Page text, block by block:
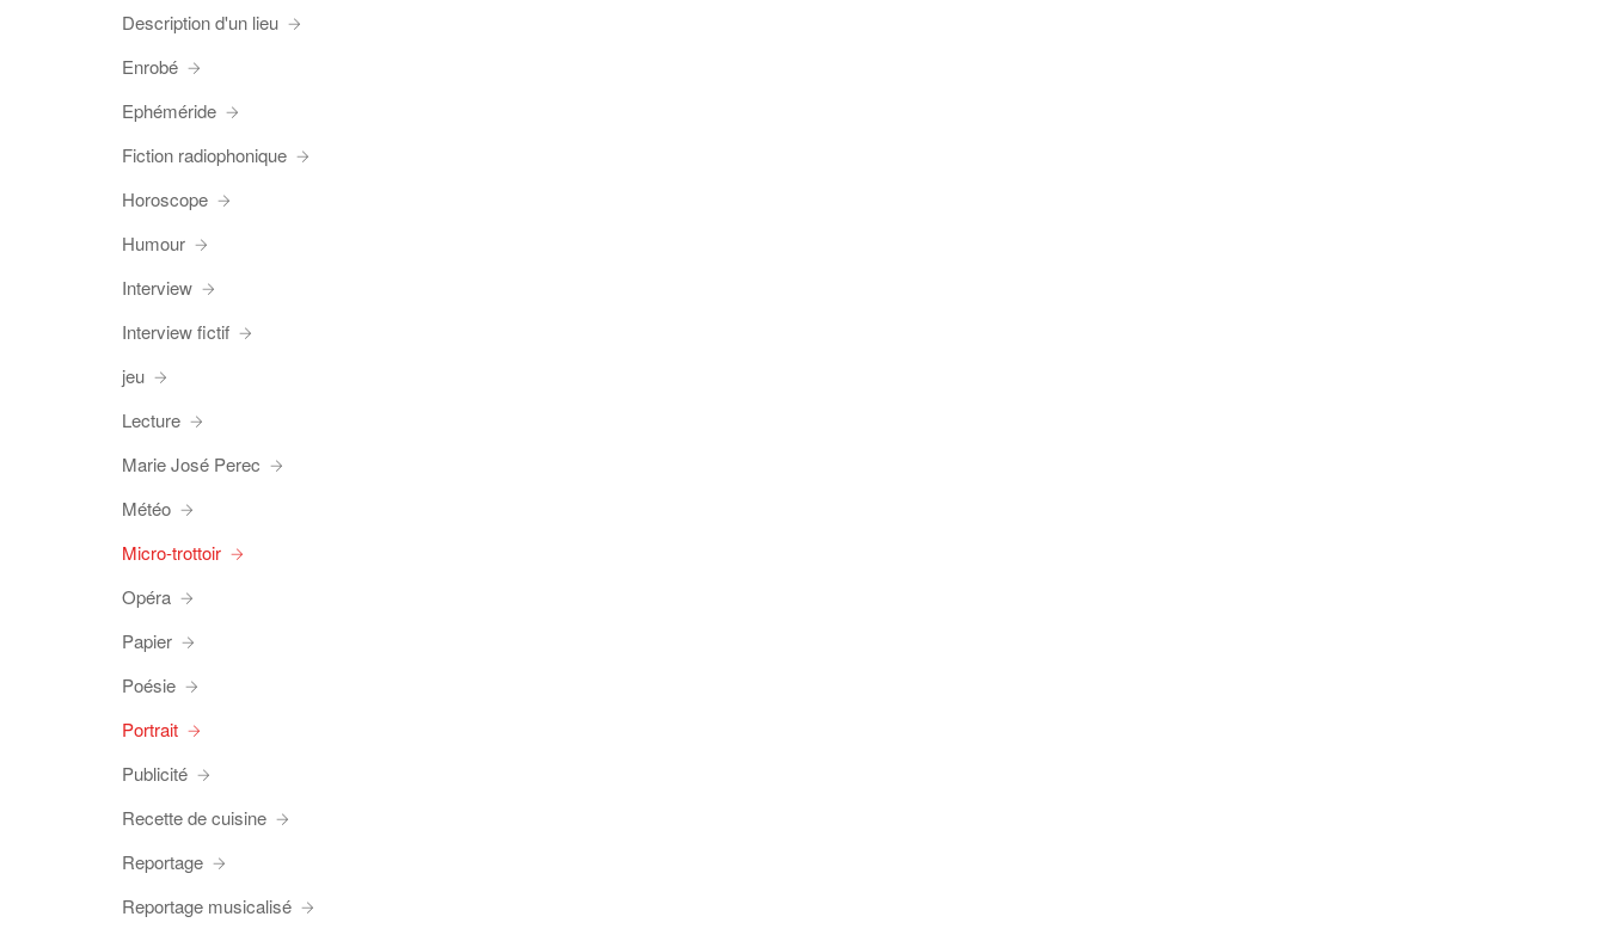
Description d'un lieu
Enrobé
Ephéméride
Fiction radiophonique
Horoscope
Humour
Interview
Interview fictif
jeu
Lecture
Marie José Perec
Météo
Micro-trottoir
Opéra
Papier
Poésie
Portrait
Publicité
Recette de cuisine
Reportage
Reportage musicalisé